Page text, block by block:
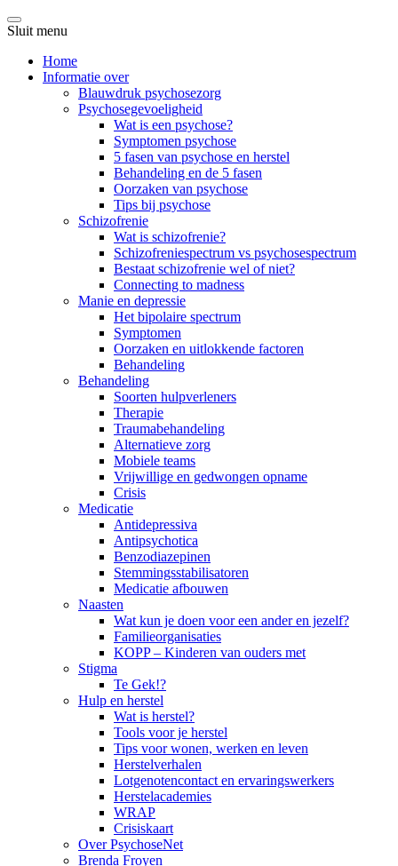
Sluit menu
Home
Informatie over
Blauwdruk psychosezorg
Psychosegevoeligheid
Wat is een psychose?
Symptomen psychose
5 fasen van psychose en herstel
Behandeling en de 5 fasen
Oorzaken van psychose
Tips bij psychose
Schizofrenie
Wat is schizofrenie?
Schizofreniespectrum vs psychosespectrum
Bestaat schizofrenie wel of niet?
Connecting to madness
Manie en depressie
Het bipolaire spectrum
Symptomen
Oorzaken en uitlokkende factoren
Behandeling
Behandeling
Soorten hulpverleners
Therapie
Traumabehandeling
Alternatieve zorg
Mobiele teams
Vrijwillige en gedwongen opname
Crisis
Medicatie
Antidepressiva
Antipsychotica
Benzodiazepinen
Stemmingsstabilisatoren
Medicatie afbouwen
Naasten
Wat kun je doen voor een ander en jezelf?
Familieorganisaties
KOPP – Kinderen van ouders met
Stigma
Te Gek!?
Hulp en herstel
Wat is herstel?
Tools voor je herstel
Tips voor wonen, werken en leven
Herstelverhalen
Lotgenotencontact en ervaringswerkers
Herstelacademies
WRAP
Crisiskaart
Over PsychoseNet
Brenda Froyen